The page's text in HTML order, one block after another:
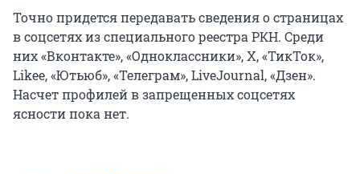
Точно придется передавать сведения о страницах
в соцсетях из специального реестра РКН. Среди
них «Вконтакте», «Одноклассники», Х, «ТикТок»,
Likee, «Ютьюб», «Телеграм», LiveJournal, «Дзен».
Насчет профилей в запрещенных соцсетях
ясности пока нет.